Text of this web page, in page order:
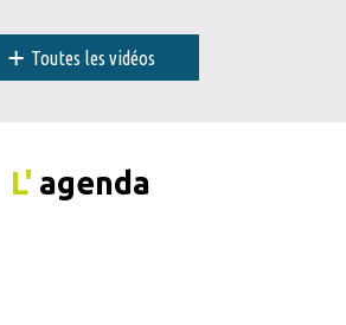
+ Toutes les vidéos
L' agenda